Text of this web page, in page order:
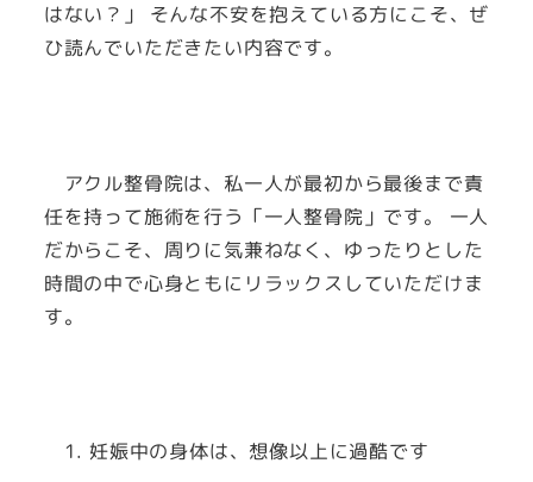
はない？」 そんな不安を抱えている方にこそ、ぜ
ひ読んでいただきたい内容です。
アクル整骨院は、私一人が最初から最後まで責
任を持って施術を行う「一人整骨院」です。 一人
だからこそ、周りに気兼ねなく、ゆったりとした
時間の中で心身ともにリラックスしていただけま
す。
1. 妊娠中の身体は、想像以上に過酷です